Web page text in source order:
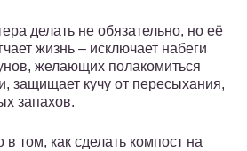
делать не обязательно, но её
жизнь – исключает набеги
желающих полакомиться
защищает кучу от пересыхания,
запахов.
в том, как сделать компост на